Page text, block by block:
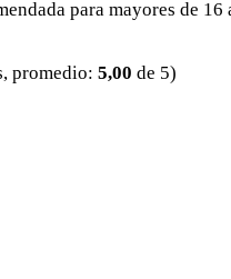
para mayores de
promedio: 5,00 de 5)